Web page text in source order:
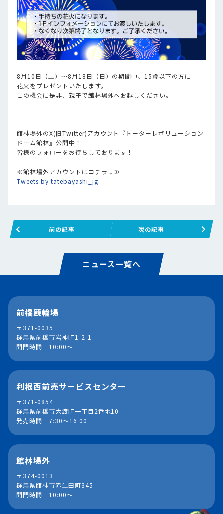
8月10日（土）～8月18日（日）の期間中、15歳以下の方に
花火をプレゼントいたします。
この機会に是非、親子で館林場外へお越しください。
館林場外のX(旧Twitter)アカウント『トーターレボリューション
ドーム館林』公開中！
皆様のフォローをお待ちしております！
≪館林場外アカウントはコチラ↓≫
Tweets by tatebayashi_jg
前の記事 次の記事
ニュース一覧へ
前橋競輪場
〒371-0035
群馬県前橋市岩神町1-2-1
開門時間 10:00～
利根西前売サービスセンター
〒371-0854
群馬県前橋市大渡町一丁目2番地10
発売時間 7:30～16:00
館林場外
〒374-0013
群馬県館林市赤生田町345
開門時間 10:00～